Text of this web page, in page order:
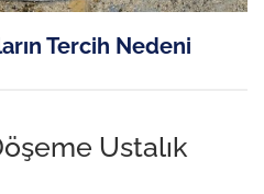
Tercih Nedeni
Ustalık